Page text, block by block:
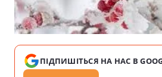
ПІДПИШІТЬСЯ НА НАС В